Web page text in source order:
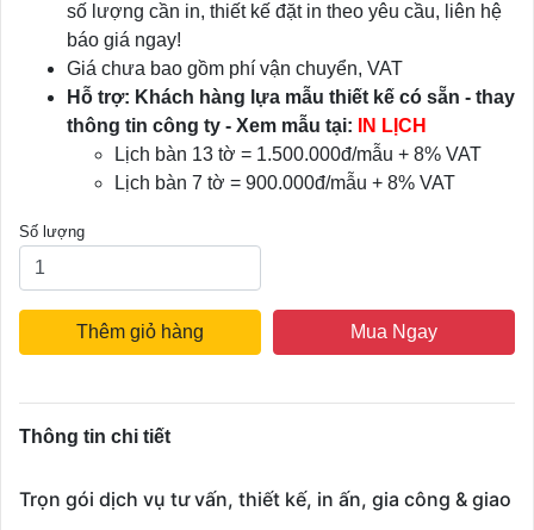
số lượng cần in, thiết kế đặt in theo yêu cầu, liên hệ
báo giá ngay!
Giá chưa bao gồm phí vận chuyển, VAT
Hỗ trợ: Khách hàng lựa mẫu thiết kế có sẵn - thay
thông tin công ty - Xem mẫu tại:
IN LỊCH
Lịch bàn 13 tờ = 1.500.000đ/mẫu + 8% VAT
Lịch bàn 7 tờ = 900.000đ/mẫu + 8% VAT
Số lượng
Thêm giỏ hàng Mua Ngay
Thông tin chi tiết
Trọn gói dịch vụ tư vấn, thiết kế, in ấn, gia công & giao